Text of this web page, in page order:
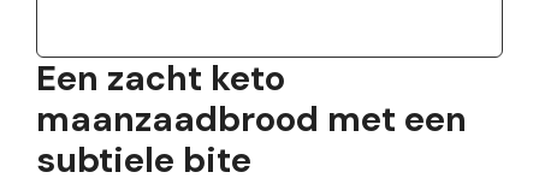
Een zacht keto
maanzaadbrood met een
subtiele bite